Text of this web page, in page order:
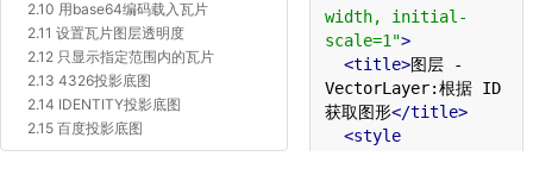
2.10 用base64编码载入瓦片
2.11 设置瓦片图层透明度
2.12 只显示指定范围内的瓦片
2.13 4326投影底图
2.14 IDENTITY投影底图
2.15 百度投影底图
2.16 Proj4js自定义投影底图
width, initial-
scale=1">
<title>图层 -
VectorLayer:根据 ID
获取图形</title>
<style